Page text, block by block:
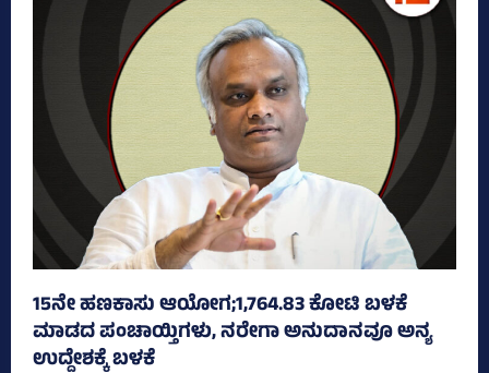
15ನೇ ಹಣಕಾಸು ಆಯೋಗ;1,764.83 ಕೋಟಿ ಬಳಕೆ
ಮಾಡದ ಪಂಚಾಯ್ತಿಗಳು, ನರೇಗಾ ಅನುದಾನವೂ ಅನ್ಯ
ಉದ್ದೇಶಕ್ಕೆ ಬಳಕೆ